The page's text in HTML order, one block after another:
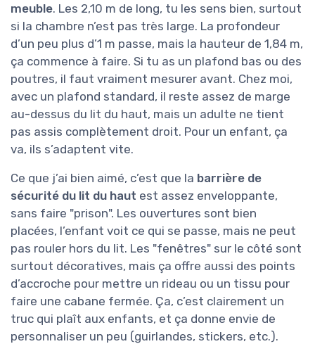
meuble. Les 2,10 m de long, tu les sens bien, surtout
si la chambre n’est pas très large. La profondeur
d’un peu plus d’1 m passe, mais la hauteur de 1,84 m,
ça commence à faire. Si tu as un plafond bas ou des
poutres, il faut vraiment mesurer avant. Chez moi,
avec un plafond standard, il reste assez de marge
au-dessus du lit du haut, mais un adulte ne tient
pas assis complètement droit. Pour un enfant, ça
va, ils s’adaptent vite.
Ce que j’ai bien aimé, c’est que la barrière de
sécurité du lit du haut est assez enveloppante,
sans faire "prison". Les ouvertures sont bien
placées, l’enfant voit ce qui se passe, mais ne peut
pas rouler hors du lit. Les "fenêtres" sur le côté sont
surtout décoratives, mais ça offre aussi des points
d’accroche pour mettre un rideau ou un tissu pour
faire une cabane fermée. Ça, c’est clairement un
truc qui plaît aux enfants, et ça donne envie de
personnaliser un peu (guirlandes, stickers, etc.).